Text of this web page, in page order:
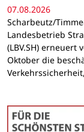
07.08.2026
Scharbeutz/
Landesbetrieb
(LBV.SH) erneuert
Oktober die